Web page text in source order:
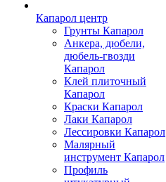
Капарол центр
Грунты Капарол
Анкера, дюбели,
дюбель-гвозди
Капарол
Клей плиточный
Капарол
Краски Капарол
Лаки Капарол
Лессировки Капарол
Малярный
инструмент Капарол
Профиль